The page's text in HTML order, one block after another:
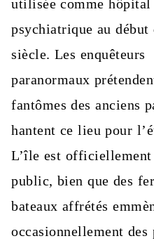
utilisée comme hôpital
psychiatrique au début
siècle. Les enquêteurs
paranormaux
fantômes des anciens
hantent ce lieu pour
L’île est officiellement
public, bien que des
bateaux affrétés
occasionnellement des